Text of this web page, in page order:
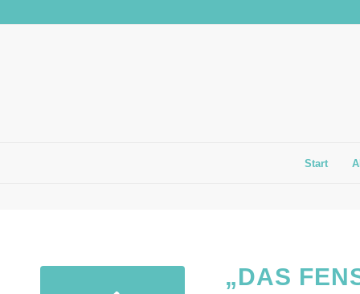
Start
„DAS